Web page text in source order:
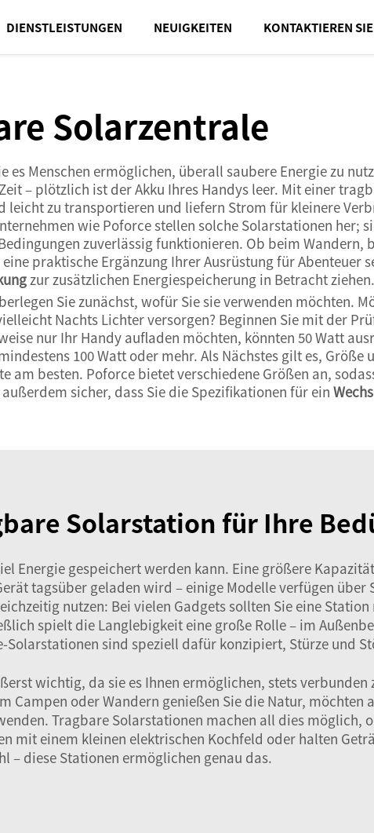
DIENSTLEISTUNGEN NEUIGKEITEN KONTAKTIEREN
Solarzentrale
Menschen ermöglichen, überall saubere Energie zu
– plötzlich ist der Akku Ihres Handys leer. Mit einer
leicht zu transportieren und liefern Strom für kleinere
wie Poforce stellen solche Solarstationen her;
zuverlässig funktionieren. Ob beim Wandern,
praktische Ergänzung Ihrer Ausrüstung für Abenteuer
zur zusätzlichen Energiespeicherung in Betracht ziehen.
Sie zunächst, wofür Sie sie verwenden möchten.
Nachts Lichter versorgen? Beginnen Sie mit der
nur Ihr Handy aufladen möchten, könnten 50 Watt
100 Watt oder mehr. Als Nächstes gilt es, Größe
besten. Poforce bietet verschiedene Größen an,
sicher, dass Sie die Spezifikationen für ein
Solarstation für Ihre
Energie gespeichert werden kann. Eine größere
tagsüber geladen wird – einige Modelle verfügen
nutzen: Bei vielen Gadgets sollten Sie eine
spielt die Langlebigkeit eine große Rolle – im
sind speziell dafür konzipiert, Stürze und
wichtig, da sie es Ihnen ermöglichen, stets verbunden
Campen oder Wandern genießen Sie die Natur, möchten
Tragbare Solarstationen machen all dies möglich,
mit einem kleinen elektrischen Kochfeld oder halten
– diese Stationen ermöglichen genau das.